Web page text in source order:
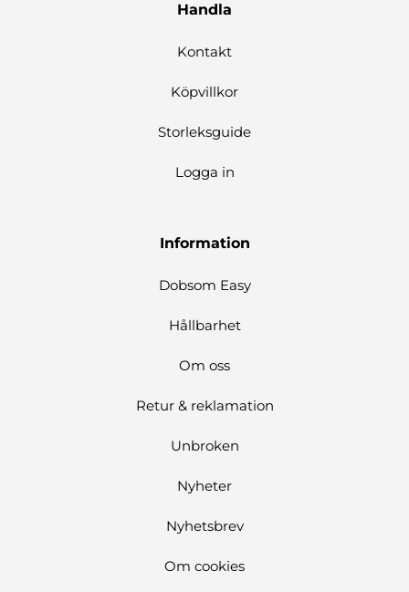
Handla
Kontakt
Köpvillkor
Storleksguide
Logga in
Information
Dobsom Easy
Hållbarhet
Om oss
Retur & reklamation
Unbroken
Nyheter
Nyhetsbrev
Om cookies